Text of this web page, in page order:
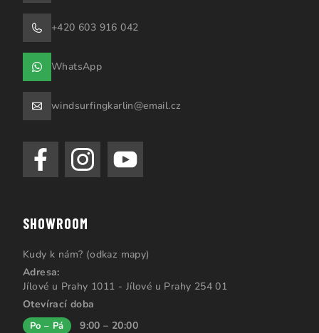
+420 603 916 042
WhatsApp
windsurfingkarlin@email.cz
SHOWROOM
Kudy k nám? (odkaz mapy)
Adresa:
Jílové u Prahy 1011 - Jílové u Prahy 254 01
Otevírací doba
Po – Pá 9:00 – 20:00